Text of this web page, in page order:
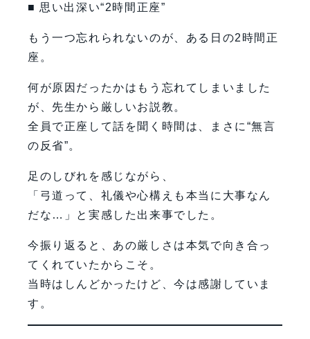
■ 思い出深い“2時間正座”
もう一つ忘れられないのが、ある日の2時間正
座。
何が原因だったかはもう忘れてしまいました
が、先生から厳しいお説教。
全員で正座して話を聞く時間は、まさに“無言
の反省”。
足のしびれを感じながら、
「弓道って、礼儀や心構えも本当に大事なん
だな…」と実感した出来事でした。
今振り返ると、あの厳しさは本気で向き合っ
てくれていたからこそ。
当時はしんどかったけど、今は感謝していま
す。